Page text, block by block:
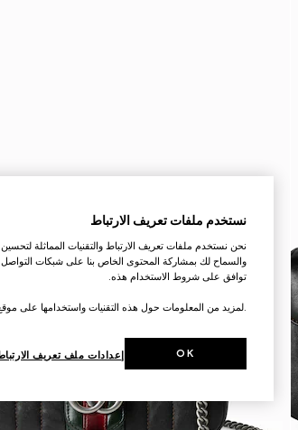
نستخدم ملفات تعريف الارتباط
نحن نستخدم ملفات تعريف الارتباط والتقنيات المماثلة
والسماح لك بمشاركة المحتوى الخاص بنا على شبكات
توافق على شروط الاستخدام هذه.
.لمزيد من المعلومات حول هذه التقنيات واستخدامها على
إعدادات ملف تعريف OK